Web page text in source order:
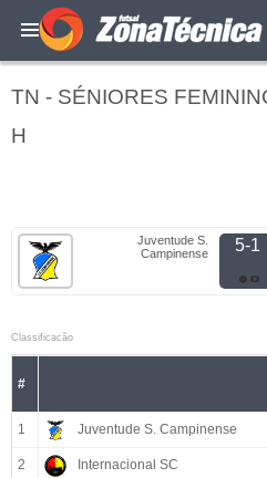
TN - SÉNIORES
H
Juventude S.
Campinense
5-1
Classificacão
#
1 Juventude S. Campinense
2 Internacional SC